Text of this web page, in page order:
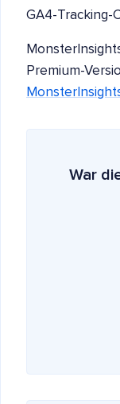
GA4-Tracking-
Premium-
War